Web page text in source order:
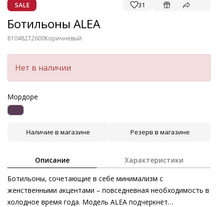
SALE 31
Ботильоны ALEA
81048272600Коричневый
Нет в наличии
Мордоре
Наличие в магазине Резерв в магазине
Описание Характеристики
Ботильоны, сочетающие в себе минимализм с
женственными акцентами – повседневная необходимость в
холодное время года. Модель ALEA подчеркнёт